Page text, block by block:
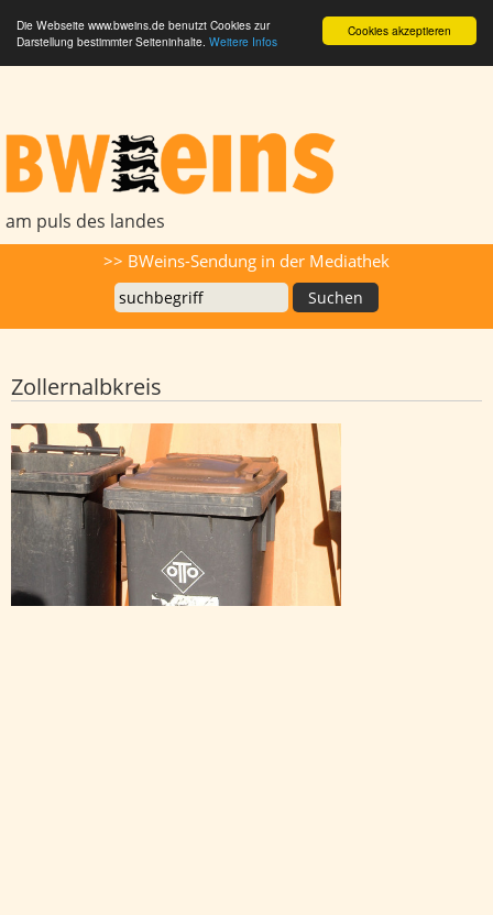
Cookies akzeptieren
Die Webseite www.bweins.de benutzt Cookies zur
Darstellung bestimmter Seiteninhalte. Weitere Infos
am puls des landes
>> BWeins-Sendung in der Mediathek
Zollernalbkreis
Verzögerungen bei Müllentsorgung
dauern an